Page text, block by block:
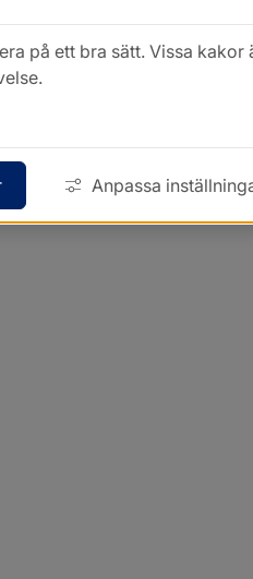
på ett bra sätt. Vissa kakor
Anpassa